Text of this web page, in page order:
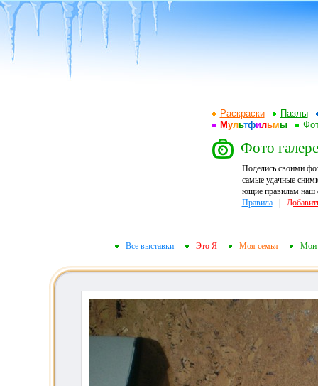
Раскраски
Пазлы
Мультфильмы
Фото
Поделись своими
самые удачные
ющие правилам наш
Правила|
Все выставки Это Я Моя семья Мои